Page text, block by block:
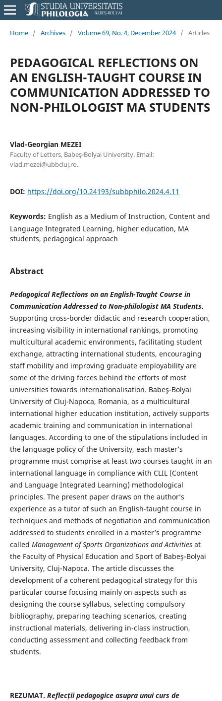
Home / Archives / Volume 69, No. 4, December 2024 / Articles
PEDAGOGICAL REFLECTIONS ON
AN ENGLISH-TAUGHT COURSE IN
COMMUNICATION ADDRESSED TO
NON-PHILOLOGIST MA STUDENTS
Vlad-Georgian MEZEI
Faculty of Letters, Babeş-Bolyai University. Email:
vlad.mezei@ubbcluj.ro.
DOI: https://doi.org/10.24193/subbphilo.2024.4.11
Keywords: English as a Medium of Instruction, Content and
Language Integrated Learning, higher education, MA
students, pedagogical approach
Abstract
Pedagogical Reflections on an English-Taught Course in
Communication Addressed to Non-philologist MA Students.
Supporting cross-border didactic and research cooperation,
increasing visibility in international rankings, promoting
multicultural academic environments, facilitating student
exchange, attracting international students, encouraging
staff mobility and improving graduate employability are
some of the driving forces behind the efforts of most
universities towards internationalisation. Babeş-Bolyai
University of Cluj-Napoca, Romania, as a multicultural
international higher education institution, actively supports
academic training and communication in international
languages. According to one of the stipulations included in
the language policy of the University, each master’s
programme must comprise at least two courses taught in an
international language in compliance with CLIL (Content
and Language Integrated Learning) methodological
principles. The present paper draws on the author’s
experience as a tutor of such an English-taught course in
techniques and methods of negotiation and communication
addressed to students enrolled in a master’s programme
called Management of Sports Organizations and Activitiesat
the Faculty of Physical Education and Sport of Babeş-Bolyai
University, Cluj-Napoca. The article discusses the
development of a coherent pedagogical strategy for this
particular course focusing mainly on aspects such as
designing the course syllabus, selecting compulsory
bibliography, preparing teaching scenarios, creating
instructional materials, delivering in-class instruction,
conducting assessment and collecting feedback from
students.
REZUMAT. Reflecții pedagogice asupra unui curs de